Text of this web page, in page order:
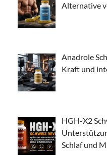
Alternative
Anadrole
Kraft und
HGH-X2
Schlaf und